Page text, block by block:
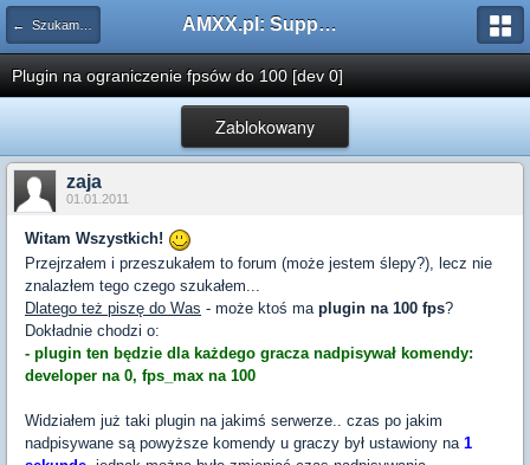
← Szukam pluginu AMXX.pl: Support AMX Mod X i SourceMod
Plugin na ograniczenie fpsów do 100 [dev 0]
Zablokowany
zaja
01.01.2011
Witam Wszystkich!
Przejrzałem i przeszukałem to forum (może jestem ślepy?), lecz nie
znalazłem tego czego szukałem...
Dlatego też piszę do Was - może ktoś ma plugin na 100 fps?
Dokładnie chodzi o:
- plugin ten będzie dla każdego gracza nadpisywał komendy:
developer na 0, fps_max na 100
Widziałem już taki plugin na jakimś serwerze.. czas po jakim
nadpisywane są powyższe komendy u graczy był ustawiony na 1